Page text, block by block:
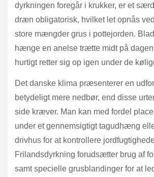
dyrkningen foregår i krukker, er et
dræn obligatorisk, hvilket let opnås
store mængder grus i pottejorden.
hænge en anelse trætte midt på
hurtigt retter sig op igen under de
Det danske klima præsenterer en
betydeligt mere nedbør, end disse
side kræver. Man kan med fordel
under et gennemsigtigt tagudhæng
drivhus for at kontrollere
Frilandsdyrkning forudsætter brug af
samt specielle grusblandinger for at